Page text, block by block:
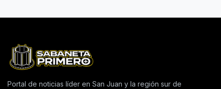
Portal de noticias líder en San Juan y la región sur de